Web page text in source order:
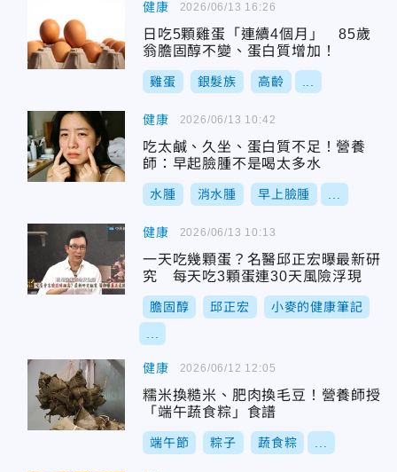
健康
日吃5顆雞蛋「連續4個月」 85歲
翁膽固醇不變、蛋白質增加！
雞蛋 銀髮族 高齡
2026/06/13 16:26
健康
吃太鹹、久坐、蛋白質不足！營養
師：早起臉腫不是喝太多水
水腫 消水腫 早上臉腫
2026/06/13 10:42
健康
一天吃幾顆蛋？名醫邱正宏曝最新研
究 每天吃3顆蛋連30天風險浮現
膽固醇 邱正宏 小麥的健康筆記
2026/06/13 10:13
健康
糯米換糙米、肥肉換毛豆！營養師授
「端午蔬食粽」食譜
端午節 粽子 蔬食粽
2026/06/12 12:05